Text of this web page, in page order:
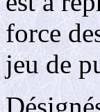
force
jeu de